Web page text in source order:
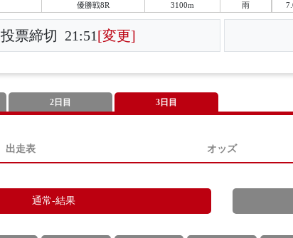
優勝戦8R 3100m 雨
投票締切 21:51[変更]
2日目 3日目
出走表 オッズ
通常-結果